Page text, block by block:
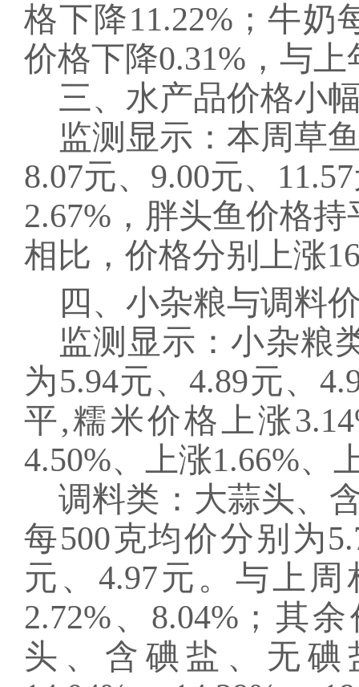
格下降11.22%；牛奶
价格下降0.31%，与
三、水产品价格小
监测显示：本周草
8.07元、9.00元、
2.67%，胖头鱼价格
相比，价格分别上涨
四、小杂粮与调料
监测显示：小杂粮
为5.94元、4.89元、
平,糯米价格上涨
4.50%、上涨1.66%、
调料类：大蒜头、
每500克均价分别为
元、4.97元。与上
2.72%、8.04%；其
头、含碘盐、无碘